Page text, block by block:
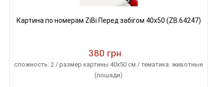
Картина по номерам ZiBi Перед забігом 40x50 (ZB.64247)
380 грн
сложность: 2 / размер картины 40х50 см / тематика: животные
(лошади)